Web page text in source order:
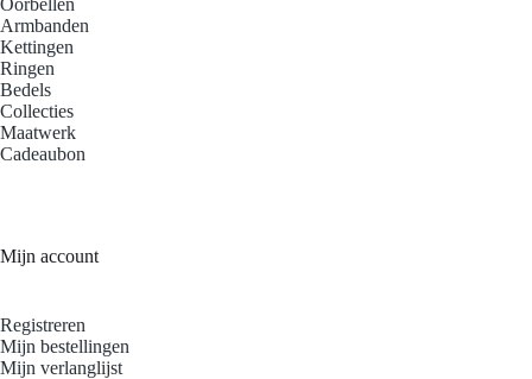
Armbanden
Kettingen
Ringen
Bedels
Collecties
Maatwerk
Cadeaubon
Mijn account
Registreren
Mijn bestellingen
Mijn verlanglijst